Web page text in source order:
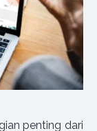
penting dari